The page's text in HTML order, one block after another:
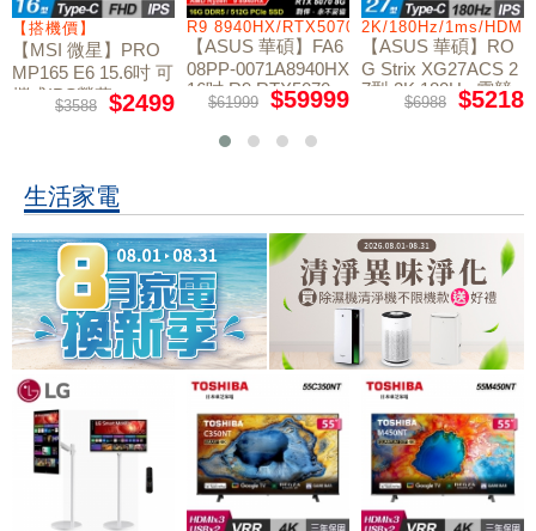
W11
【搭機價】
【MSI 微星】PRO
MP165 E6 15.6吋 可
攜式IPS螢幕
$3588 $2499
R9 8940HX/RTX5070/512GB/16G
【ASUS 華碩】FA6
08PP-0071A8940HX
16吋 R9 RTX5070
電競筆電
$61999 $59999
2K/180Hz/1ms/
【ASUS 華碩】RO
G Strix XG27ACS 2
7型 2K 180Hz 電競
$6988 $5218
生活家電